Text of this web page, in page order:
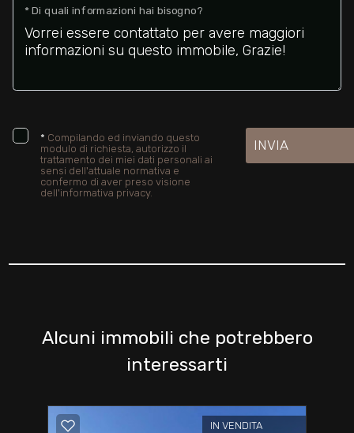
* Di quali informazioni hai bisogno?
* Compilando ed inviando questo
modulo di richiesta, autorizzo il
trattamento dei miei dati personali ai
sensi dell'attuale normativa e
confermo di aver preso visione
dell'informativa privacy.
INVIA
Alcuni immobili che potrebbero
interessarti
IN VENDITA